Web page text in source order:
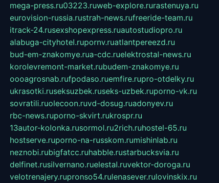
mega-press.ru03223.ruweb-explore.rurastenuya.ru
eurovision-russia.rustrah-news.rufreeride-team.ru
itrack-24.rusexshopexpress.ruautostudiopro.ru
alabuga-cityhotel.rupornv.ruatlantpereezd.ru
bud-em-znakomye.rua-cdc.ruelektrostal-news.ru
korolevremont-market.rubudem-znakomye.ru
oooagrosnab.rufpodaso.ruemfire.rupro-otdelky.ru
ukrasotki.ruseksuzbek.ruseks-uzbek.ruporno-vk.ru
sovratili.ruolecoon.ruvd-dosug.ruadonyev.ru
rbc-news.ruporno-skvirt.rukrospr.ru
13autor-kolonka.rusormol.ru2rich.ruhostel-65.ru
hostserve.ruporno-na-russkom.rumishinlab.ru
neznobi.rubigfatcc.ruhabble.rustarbucksvia.ru
delfinet.rusilvernano.ruelestal.ruvektor-doroga.ru
velotrenajery.rupronso54.rulenasever.rulovinskix.ru